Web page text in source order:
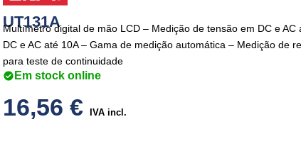
UT131A
Multímetro digital de mão LCD – Medição de tensão em DC e
DC e AC até 10A – Gama de medição automática – Medição de
para teste de continuidade
Em stock online
16,56€ IVA incl.